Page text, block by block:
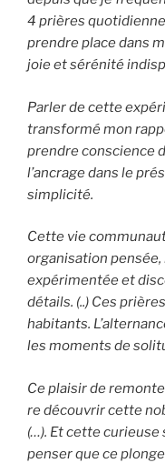
4 prières
prendre place dans
joie et sérénité
Parler de cette
transformé mon
prendre conscience
l’ancrage dans le
simplicité.
Cette vie
organisation
expérimentée et
détails. (..) Ces
habitants.
les moments de
Ce plaisir de
re découvrir cette
(…). Et cette
penser que ce